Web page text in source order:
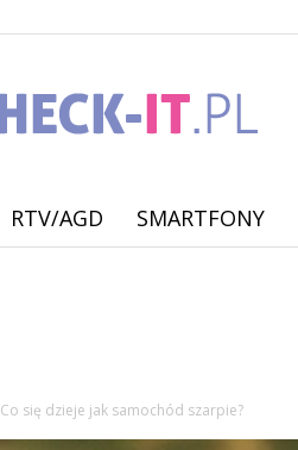
check-
RTV/AGD SMARTFONY
Co się dzieje jak samochód szarpie?